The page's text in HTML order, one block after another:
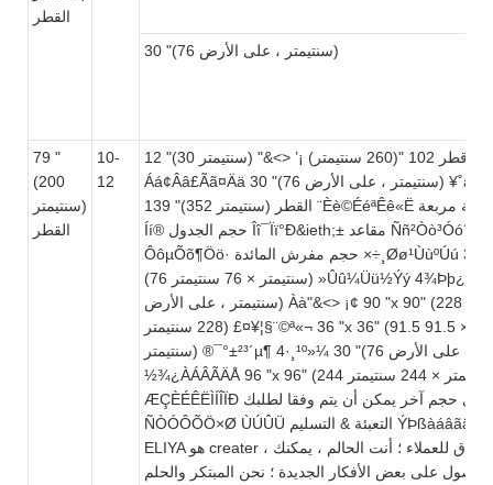
القطر
30 "(76 سنتيمتر ، على الأرض)
79 "
(200
سنتيمتر)
القطر
10-
12
12 "(30 سنتيمتر) "&<> ’¡ قطر 102 "(260 سنتيمتر)
Áá¢Ââ£Ãã¤Ää 30 "(76 سنتيمتر ، على الأرض) ¥˚å¦Ææ§Çç
139 "(352 سنتيمتر) القطر ¨Èè©ÉéªÊê«Ë طاولة مربعة ë¬Ìì­
Íí® حجم الجدول Îî¯Ïï°Ð&ieth;± مقاعد Ññ²Òò³Óó´ إسقاط
ÔôµÕõ¶Öö· حجم مفرش المائدة ×÷¸Øø¹ÙùºÚú 30 "x 30"
(76 سنتيمتر × 76 سنتيمتر) »Ûû¼Üü½Ýý 4¾Þþ¿ßÿ 30 "(76
سنتيمتر ، على الأرض) Àà"&<> ¡¢ 90 "x 90" (228 سنتيمتر ×
228 سنتيمتر) £¤¥¦§¨©ª«¬­ 36 "x 36" (91.5 سنتيمتر × 91.5
سنتيمتر) ®¯°±²³´µ¶ 4·¸¹º»¼ 30 "(76 سنتيمتر ، على الأرض)
½¾¿ÀÁÂÃÄÅ 96 "x 96" (244 سنتيمتر × 244 سنتيمتر)
ÆÇÈÉÊËÌÍÎÏÐ ملاحظة: أي حجم آخر يمكن أن يتم وفقا لطلبك.
ÑÒÓÔÕÖ×Ø ÙÚÛÜ التعبئة & التسليم ÝÞßàáâãäåæçèéê
ELIYA هو creater ، الجمال الخلاق للعملاء ؛ أنت الحالم ، يمكنك
الحصول على بعض الأفكار الجديدة ؛ نحن المبتكر والحلم